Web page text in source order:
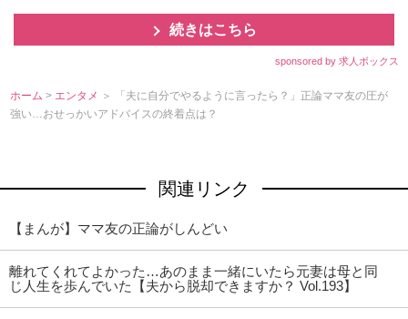
続きはこちら
sponsored by 求人ボックス
ホーム > エンタメ ＞ 「夫に自分でやるように言ったら？」正論ママ友の圧が
強い…おせっかいアドバイスの終着点は？
関連リンク
【まんが】ママ友の正論がしんどい
離れてくれてよかった…あのまま一緒にいたら元妻は母と同
じ人生を歩んでいた【夫から脱却できますか？ Vol.193】